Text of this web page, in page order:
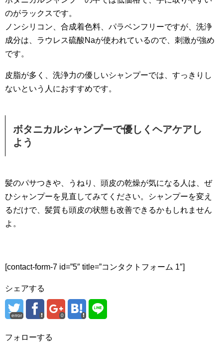
のがラックスです。
ノンシリコン、合成着色料、パラベンフリーですが、洗浄
成分は、ラウレス硫酸Naが使われているので、刺激が強め
です。
皮脂が多く、洗浄力の優しいシャンプーでは、すっきりし
ないという人におすすめです。
ボタニカルシャンプーで優しくヘアケアし
よう
髪のパサつきや、うねり、頭皮の乾燥が気になる人は、ぜ
ひシャンプーを見直してみてください。シャンプーを変え
るだけで、髪質も頭皮の状態も改善できるかもしれません
よ。
[contact-form-7 id=”5″ title=”コンタクトフォーム 1″]
シェアする
error 0
フォローする